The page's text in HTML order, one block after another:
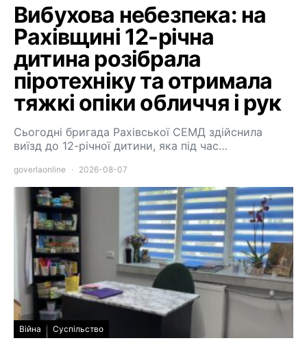
Вибухова небезпека: на
Рахівщині 12-річна
дитина розібрала
піротехніку та отримала
тяжкі опіки обличчя і рук
Сьогодні бригада Рахівської СЕМД здійснила
виїзд до 12-річної дитини, яка під час…
goverlaonline 2026-08-07
Війна Суспільство